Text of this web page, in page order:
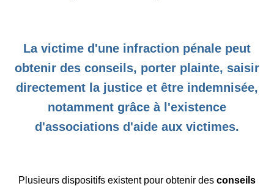
La victime d'une infraction pénale peut
obtenir des conseils, porter plainte, saisir
directement la justice et être indemnisée,
notamment grâce à l'existence
d'associations d'aide aux victimes.
Plusieurs dispositifs existent pour obtenir des conseils